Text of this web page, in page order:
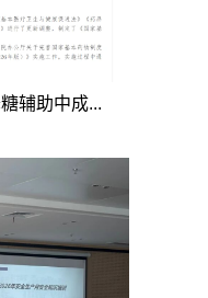
辅助中成...